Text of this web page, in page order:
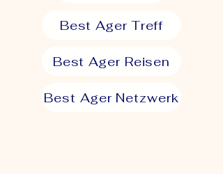
Best Ager Treff
Best Ager Reisen
Best Ager Netzwerk